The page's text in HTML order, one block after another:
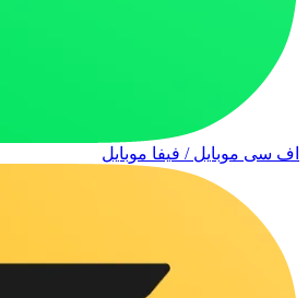
اف سی موبایل / فیفا موبایل